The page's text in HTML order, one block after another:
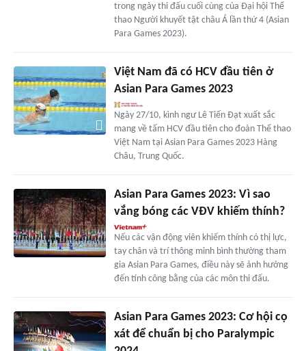
trong ngày thi đấu cuối cùng của Đại hội Thể
thao Người khuyết tật châu Á lần thứ 4 (Asian
Para Games 2023).
Việt Nam đã có HCV đầu tiên ở
Asian Para Games 2023
Ngày 27/10, kình ngư Lê Tiến Đạt xuất sắc
mang về tấm HCV đầu tiên cho đoàn Thể thao
Việt Nam tại Asian Para Games 2023 Hàng
Châu, Trung Quốc.
Asian Para Games 2023: Vì sao
vắng bóng các VĐV khiếm thính?
Nếu các vận động viên khiếm thính có thị lực,
tay chân và trí thông minh bình thường tham
gia Asian Para Games, điều này sẽ ảnh hưởng
đến tính công bằng của các môn thi đấu.
Asian Para Games 2023: Cơ hội cọ
xát để chuẩn bị cho Paralympic